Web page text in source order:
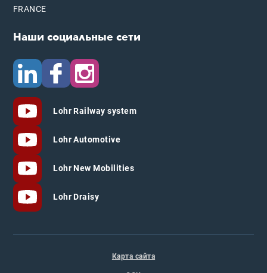
FRANCE
Наши социальные сети
Lohr Railway system
Lohr Automotive
Lohr New Mobilities
Lohr Draisy
Карта сайта